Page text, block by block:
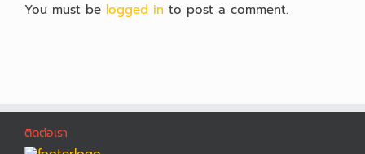
You must be logged in to post a comment.
ติดต่อเรา